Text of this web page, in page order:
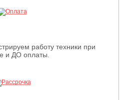
работу техники при
и ДО оплаты.